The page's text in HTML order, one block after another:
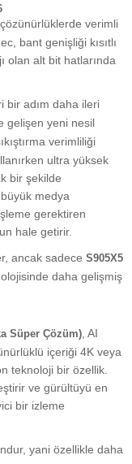
verimli
bant genişliği kısıtlı
olan alt bit hatlarında
bir adım daha ileri
gelişen yeni nesil
verimliliği
ultra yüksek
bir şekilde
medya
gerektiren
hale getirir.
ancak sadece S905X5
daha gelişmiş
Süper Çözüm) , AI
içeriği 4K veya
teknoloji bir özellik.
ve gürültüyü en
bir izleme
yani özellikle daha